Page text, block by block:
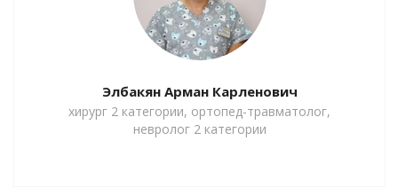
Элбакян Арман Карленович
хирург 2 категории, ортопед-травматолог,
невролог 2 категории